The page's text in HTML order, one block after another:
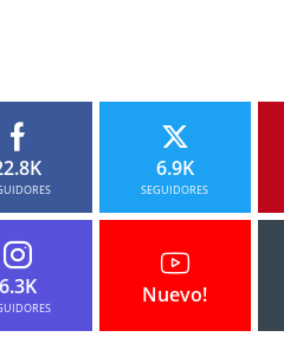
6.9K
SEGUIDORES
6.3K Nuevo!